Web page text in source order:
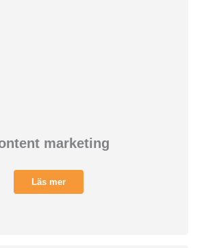
marketing
Läs mer